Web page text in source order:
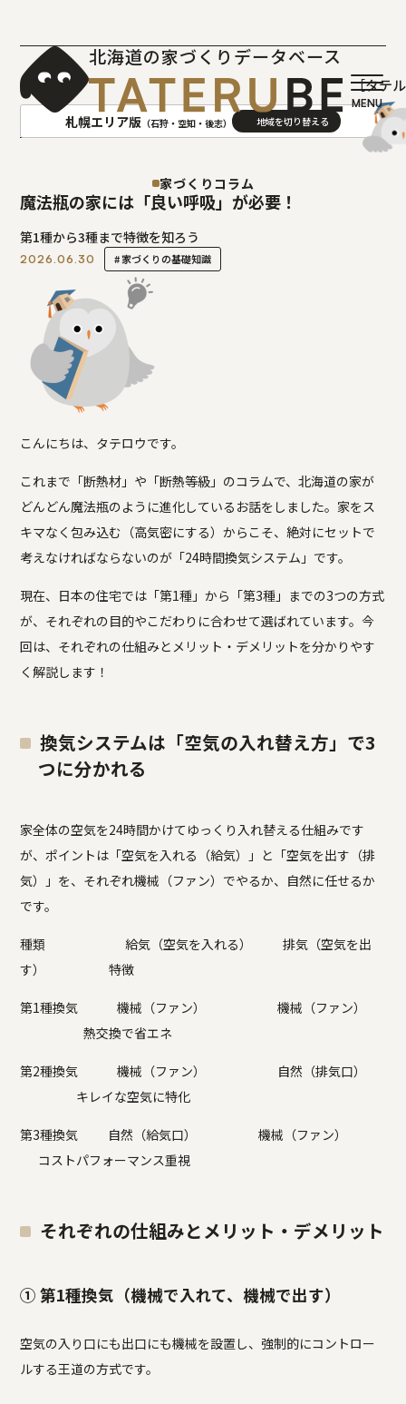
北海道の家づくりデータベース
［タテ
札幌エリア版 （石狩・空知・後志）
函館(渡島･檜山)版
帯広(十勝)版
室蘭(胆振･日高)版
釧路(釧路･根室)版
北見(オホーツク)版
家づくりコラム
魔法瓶の家には「良い呼吸」が必要！
第1種から3種まで特徴を知ろう
2026.06.30 家づくりの基礎知識
こんにちは、タテロウです。
これまで「断熱材」や「断熱等級」のコラムで、北海道の家が
どんどん魔法瓶のように進化しているお話をしました。家をス
キマなく包み込む（高気密にする）からこそ、絶対にセットで
考えなければならないのが「24時間換気システム」です。
現在、日本の住宅では「第1種」から「第3種」までの3つの方式
が、それぞれの目的やこだわりに合わせて選ばれています。今
回は、それぞれの仕組みとメリット・デメリットを分かりやす
く解説します！
換気システムは「空気の入れ替え方」で3
つに分かれる
家全体の空気を24時間かけてゆっくり入れ替える仕組みです
が、ポイントは「空気を入れる（給気）」と「空気を出す（排
気）」を、それぞれ機械（ファン）でやるか、自然に任せるか
です。
種類 給気（空気を入れる） 排気（空気を出
す） 特徴
第1種換気 機械（ファン） 機械（ファン）
熱交換で省エネ
第2種換気 機械（ファン） 自然（排気口）
キレイな空気に特化
第3種換気 自然（給気口） 機械（ファン）
コストパフォーマンス重視
それぞれの仕組みとメリット・デメリット
① 第1種換気（機械で入れて、機械で出す）
空気の入り口にも出口にも機械を設置し、強制的にコントロー
ルする王道の方式です。